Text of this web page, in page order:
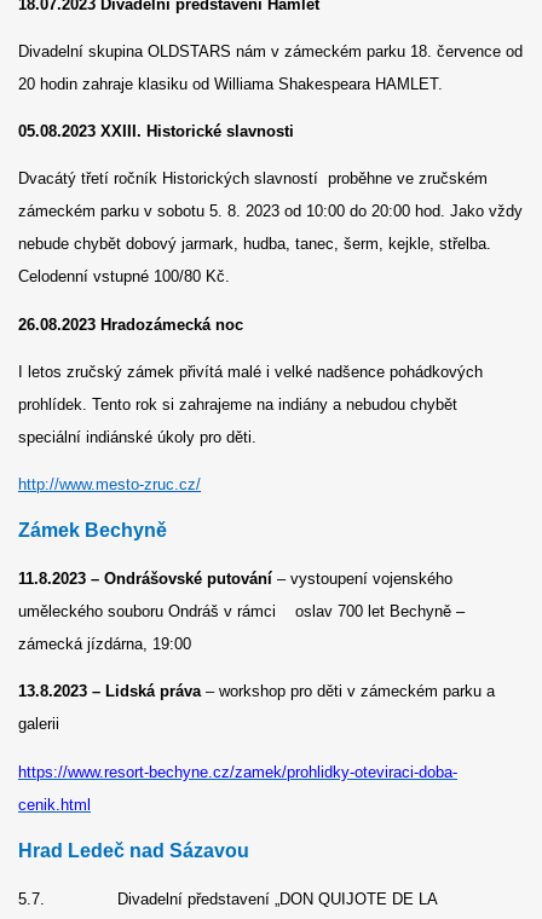
18.07.2023 Divadelní představení Hamlet
Divadelní skupina OLDSTARS nám v zámeckém parku 18. července od
20 hodin zahraje klasiku od Williama Shakespeara HAMLET.
05.08.2023 XXIII. Historické slavnosti
Dvacátý třetí ročník Historických slavností proběhne ve zručském
zámeckém parku v sobotu 5. 8. 2023 od 10:00 do 20:00 hod. Jako vždy
nebude chybět dobový jarmark, hudba, tanec, šerm, kejkle, střelba.
Celodenní vstupné 100/80 Kč.
26.08.2023 Hradozámecká noc
I letos zručský zámek přivítá malé i velké nadšence pohádkových
prohlídek. Tento rok si zahrajeme na indiány a nebudou chybět
speciální indiánské úkoly pro děti.
http://www.mesto-zruc.cz/
Zámek Bechyně
11.8.2023 – Ondrášovské putování – vystoupení vojenského
uměleckého souboru Ondráš v rámci oslav 700 let Bechyně –
zámecká jízdárna, 19:00
13.8.2023 – Lidská práva– workshop pro děti v zámeckém parku a
galerii
https://www.resort-bechyne.cz/zamek/prohlidky-oteviraci-doba-
cenik.html
Hrad Ledeč nad Sázavou
5.7. Divadelní představení „DON QUIJOTE DE LA